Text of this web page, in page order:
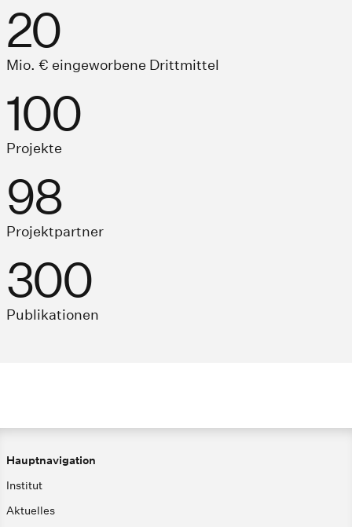
20
Mio. € eingeworbene Drittmittel
100
Projekte
98
Projektpartner
300
Publikationen​
Hauptnavigation
Institut
Aktuelles